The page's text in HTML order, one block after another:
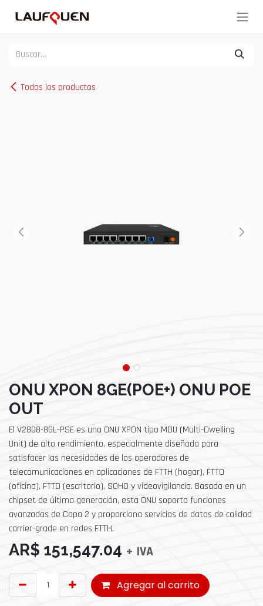
Todos los productos
ONU XPON 8GE(POE+) ONU POE
OUT
El V2808-8GL-PSE es una ONU XPON tipo MDU (Multi-Dwelling
Unit) de alto rendimiento, especialmente diseñada para
satisfacer las necesidades de los operadores de
telecomunicaciones en aplicaciones de FTTH (hogar), FTTO
(oficina), FTTD (escritorio), SOHO y videovigilancia. Basada en un
chipset de última generación, esta ONU soporta funciones
avanzadas de Capa 2 y proporciona servicios de datos de calidad
carrier-grade en redes FTTH.
AR$ 151,547.04 + IVA
Agregar al carrito